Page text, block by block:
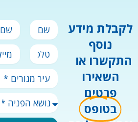
לקבלת מידע
נוסף
התקשרו או
השאירו
פרטים
בטופס
שם
פרטי
שם
משפחה
טלפון
מייל
עיר
מגורים
נושא
הפניה